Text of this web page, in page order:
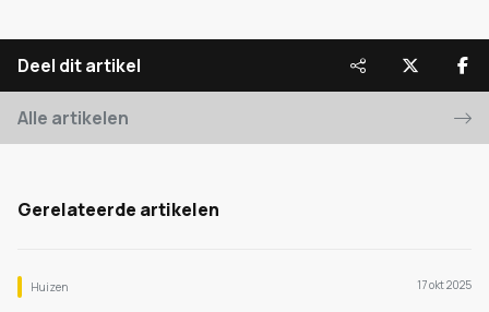
Deel dit artikel
Alle artikelen
Gerelateerde artikelen
Huizen 17 okt 2025